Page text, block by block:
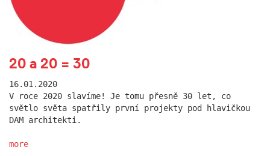
20 a 20 = 30
16.01.2020
V roce 2020 slavíme! Je tomu přesně 30 let, co
světlo světa spatřily první projekty pod hlavičkou
DAM architekti.
more